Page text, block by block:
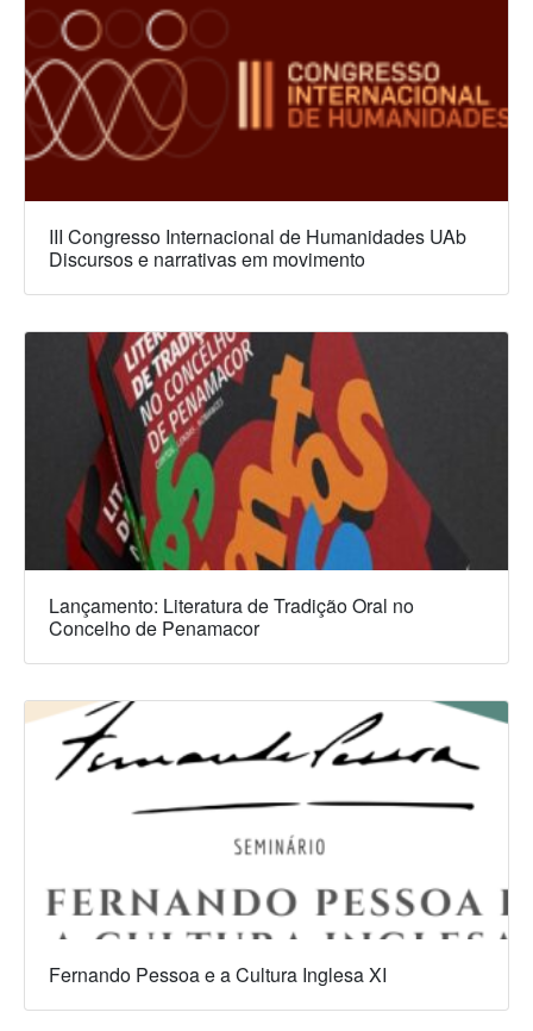
III Congresso Internacional de Humanidades UAb
Discursos e narrativas em movimento
Lançamento: Literatura de Tradição Oral no
Concelho de Penamacor
Fernando Pessoa e a Cultura Inglesa XI